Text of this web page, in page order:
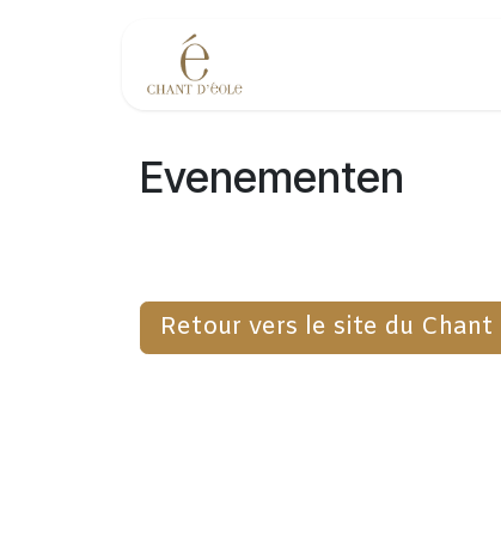
Evenementen
Retour vers le site du Chant